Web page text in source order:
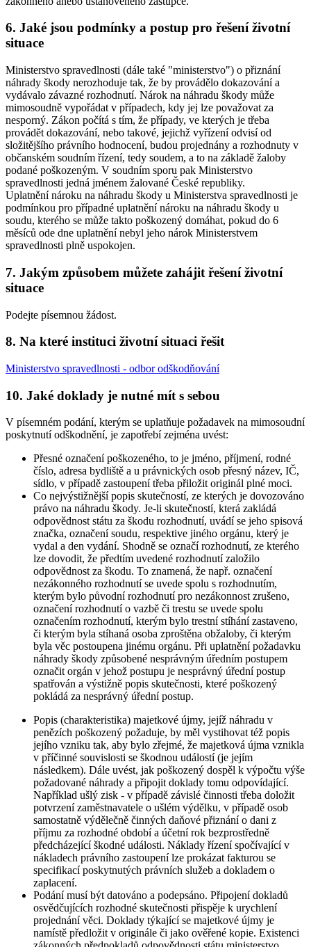
6. Jaké jsou podmínky a postup pro řešení životní
situace
Ministerstvo spravedlnosti (dále také "ministerstvo") o přiznání
náhrady škody nerozhoduje tak, že by provádělo dokazování a
vydávalo závazné rozhodnutí. Nárok na náhradu škody může
mimosoudně vypořádat v případech, kdy jej lze považovat za
nesporný. Zákon počítá s tím, že případy, ve kterých je třeba
provádět dokazování, nebo takové, jejichž vyřízení odvisí od
složitějšího právního hodnocení, budou projednány a rozhodnuty v
občanském soudním řízení, tedy soudem, a to na základě žaloby
podané poškozeným. V soudním sporu pak Ministerstvo
spravedlnosti jedná jménem žalované České republiky.
Uplatnění nároku na náhradu škody u Ministerstva spravedlnosti je
podmínkou pro případné uplatnění nároku na náhradu škody u
soudu, kterého se může takto poškozený domáhat, pokud do 6
měsíců ode dne uplatnění nebyl jeho nárok Ministerstvem
spravedlnosti plně uspokojen.
7. Jakým způsobem můžete zahájit řešení životní
situace
Podejte písemnou žádost.
8. Na které instituci životní situaci řešit
Ministerstvo spravedlnosti - odbor odškodňování
10. Jaké doklady je nutné mít s sebou
V písemném podání, kterým se uplatňuje požadavek na mimosoudní
poskytnutí odškodnění, je zapotřebí zejména uvést:
Přesné označení poškozeného, to je jméno, příjmení, rodné
číslo, adresa bydliště a u právnických osob přesný název, IČ,
sídlo, v případě zastoupení třeba přiložit originál plné moci.
Co nejvýstižnější popis skutečností, ze kterých je dovozováno
právo na náhradu škody. Je-li skutečností, která zakládá
odpovědnost státu za škodu rozhodnutí, uvádí se jeho spisová
značka, označení soudu, respektive jiného orgánu, který je
vydal a den vydání. Shodně se označí rozhodnutí, ze kterého
lze dovodit, že předtím uvedené rozhodnutí založilo
odpovědnost za škodu. To znamená, že např. označení
nezákonného rozhodnutí se uvede spolu s rozhodnutím,
kterým bylo původní rozhodnutí pro nezákonnost zrušeno,
označení rozhodnutí o vazbě či trestu se uvede spolu
označením rozhodnutí, kterým bylo trestní stíhání zastaveno,
či kterým byla stíhaná osoba zproštěna obžaloby, či kterým
byla věc postoupena jinému orgánu. Při uplatnění požadavku
náhrady škody způsobené nesprávným úředním postupem
označit orgán v jehož postupu je nesprávný úřední postup
spatřován a výstižně popis skutečnosti, které poškozený
pokládá za nesprávný úřední postup.
Popis (charakteristika) majetkové újmy, jejíž náhradu v
penězích poškozený požaduje, by měl vystihovat též popis
jejího vzniku tak, aby bylo zřejmé, že majetková újma vznikla
v příčinné souvislosti se škodnou událostí (je jejím
následkem). Dále uvést, jak poškozený dospěl k výpočtu výše
požadované náhrady a připojit doklady tomu odpovídající.
Například ušlý zisk - v případě závislé činnosti třeba doložit
potvrzení zaměstnavatele o ušlém výdělku, v případě osob
samostatně výdělečně činných daňové přiznání o dani z
příjmu za rozhodné období a účetní rok bezprostředně
předcházející škodné události. Náklady řízení spočívající v
nákladech právního zastoupení lze prokázat fakturou se
specifikací poskytnutých právních služeb a dokladem o
zaplacení.
Podání musí být datováno a podepsáno. Připojení dokladů
osvědčujících rozhodné skutečnosti přispěje k urychlení
projednání věci. Doklady týkající se majetkové újmy je
namístě předložit v originále či jako ověřené kopie. Existenci